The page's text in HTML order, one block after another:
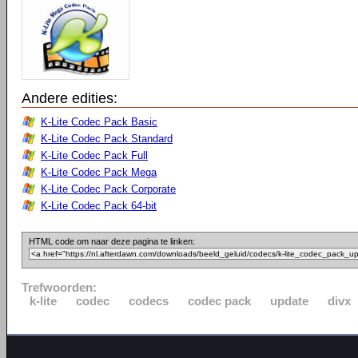
Andere edities:
K-Lite Codec Pack Basic
K-Lite Codec Pack Standard
K-Lite Codec Pack Full
K-Lite Codec Pack Mega
K-Lite Codec Pack Corporate
K-Lite Codec Pack 64-bit
HTML code om naar deze pagina te linken:
Trefwoorden:
k-lite
codec codecs codec pack update divx